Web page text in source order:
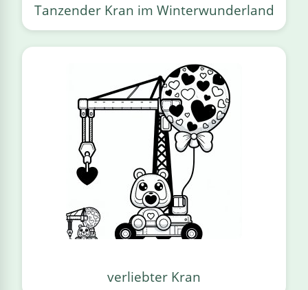
Tanzender Kran im Winterwunderland
verliebter Kran